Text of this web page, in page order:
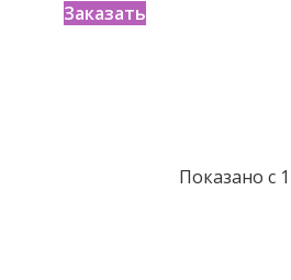
Заказать
Показано с